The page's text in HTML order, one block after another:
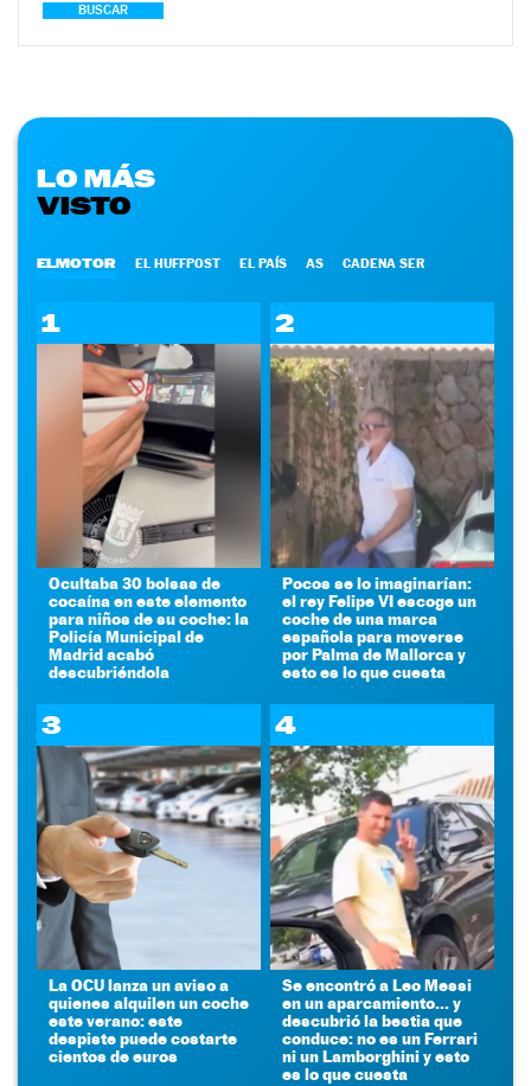
BUSCAR
LO MÁS
VISTO
ELMOTOR EL HUFFPOST EL PAÍS AS CADENA SER
1
Ocultaba 30 bolsas de
cocaína en este elemento
para niños de su coche: la
Policía Municipal de
Madrid acabó
descubriéndola
2
Pocos se lo imaginarían:
el rey Felipe VI escoge un
coche de una marca
española para moverse
por Palma de Mallorca y
esto es lo que cuesta
3
La OCU lanza un aviso a
quienes alquilen un coche
este verano: este
despiste puede costarte
cientos de euros
4
Se encontró a Leo Messi
en un aparcamiento... y
descubrió la bestia que
conduce: no es un Ferrari
ni un Lamborghini y esto
es lo que cuesta